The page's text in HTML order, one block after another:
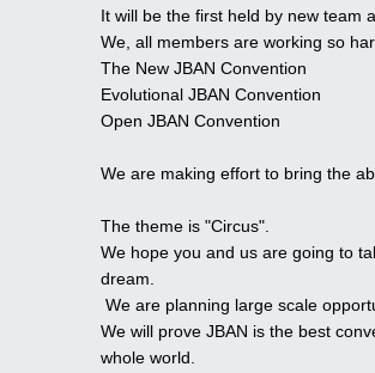
It will be the first held by new team
We, all members are working so
The New JBAN Convention
Evolutional JBAN Convention
Open JBAN Convention
We are making effort to bring the
The theme is "Circus".
We hope you and us are going to
dream.
We are planning large scale
We will prove JBAN is the best
whole world.